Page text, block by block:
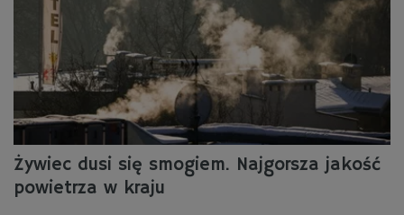
Żywiec dusi się smogiem. Najgorsza jakość
powietrza w kraju